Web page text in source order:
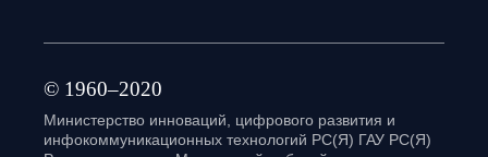
© 1960–2020
Министерство инноваций, цифрового развития и
инфокоммуникационных технологий РС(Я) ГАУ РС(Я)